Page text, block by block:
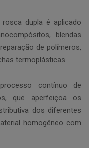
dupla é aplicado
blendas
de polímeros,
termoplásticas.
contínuo de
que aperfeiçoa os
dos diferentes
homogêneo com